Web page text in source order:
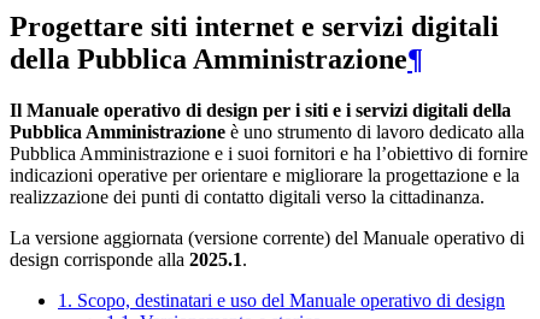
Progettare siti internet e servizi digitali
della Pubblica Amministrazione¶
Il Manuale operativo di design per i siti e i servizi digitali della
Pubblica Amministrazione è uno strumento di lavoro dedicato alla
Pubblica Amministrazione e i suoi fornitori e ha l’obiettivo di fornire
indicazioni operative per orientare e migliorare la progettazione e la
realizzazione dei punti di contatto digitali verso la cittadinanza.
La versione aggiornata (versione corrente) del Manuale operativo di
design corrisponde alla 2025.1.
1. Scopo, destinatari e uso del Manuale operativo di design